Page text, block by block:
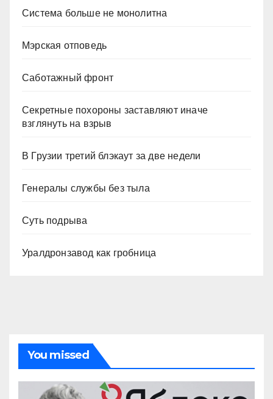
Система больше не монолитна
Мэрская отповедь
Саботажный фронт
Секретные похороны заставляют иначе
взглянуть на взрыв
В Грузии третий блэкаут за две недели
Генералы службы без тыла
Суть подрыва
Уралдронзавод как гробница
You missed